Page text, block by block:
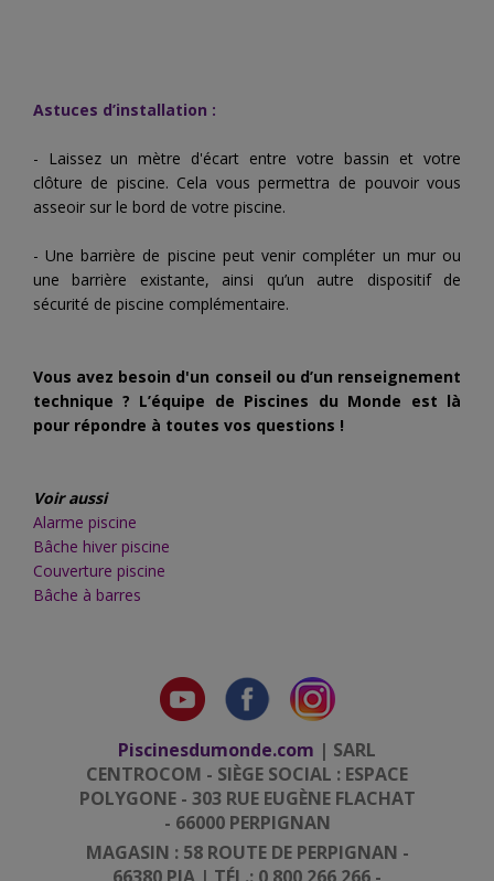
Astuces d’installation :
- Laissez un mètre d'écart entre votre bassin et votre
clôture de piscine. Cela vous permettra de pouvoir vous
asseoir sur le bord de votre piscine.
- Une barrière de piscine peut venir compléter un mur ou
une barrière existante, ainsi qu’un autre dispositif de
sécurité de piscine complémentaire.
Vous avez besoin d'un conseil ou d’un renseignement
technique ? L’équipe de Piscines du Monde est là
pour répondre à toutes vos questions !
Voir aussi
Alarme piscine
Bâche hiver piscine
Couverture piscine
Bâche à barres
Piscinesdumonde.com | SARL
CENTROCOM - SIÈGE SOCIAL : ESPACE
POLYGONE - 303 RUE EUGÈNE FLACHAT
- 66000 PERPIGNAN
MAGASIN : 58 ROUTE DE PERPIGNAN -